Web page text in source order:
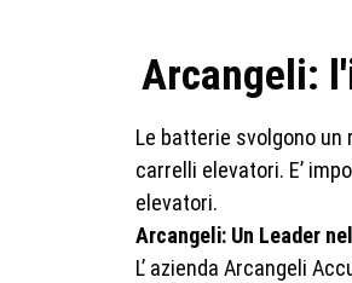
Arcangeli:
Le batterie svolgono
carrelli elevatori. E’
elevatori.
Arcangeli: Un Leader
L’ azienda Arcangeli